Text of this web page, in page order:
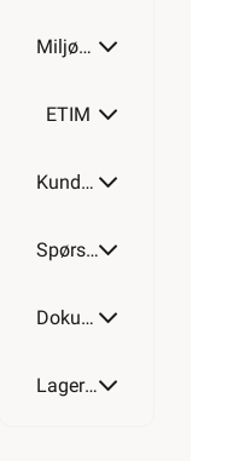
Miljøparametere
ETIM
Kundeomtale
Spørsmål og svar
Dokumentasjon
Lagerstatus